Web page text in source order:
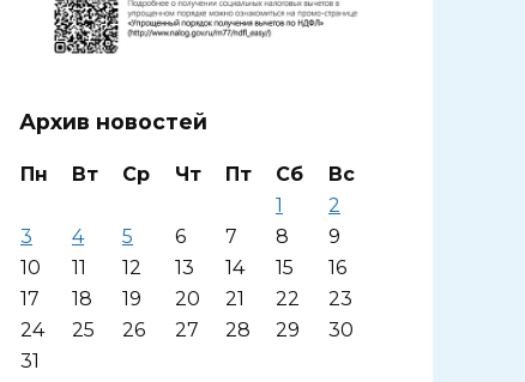
Архив новостей
Пн Вт Ср Чт Пт Сб
Вс
1
2
3
4 5 6 7 8
9
10
11 12 13 14 15
16
17
18 19 20 21 22
23
24
25 26 27 28 29
30
31